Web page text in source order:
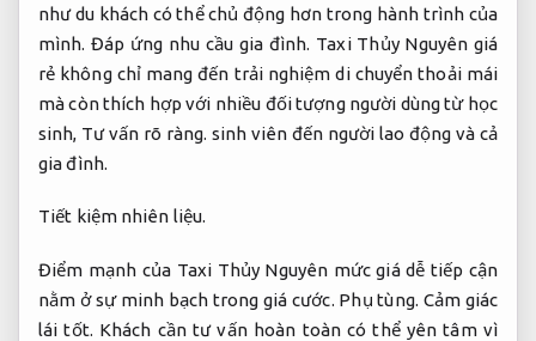
như du khách có thể chủ động hơn trong hành trình của
mình.Đáp ứng nhu cầu gia đình. Taxi Thủy Nguyên giá
rẻ không chỉ mang đến trải nghiệm di chuyển thoải mái
mà còn thích hợp với nhiều đối tượng người dùng từ học
sinh, Tư vấn rõ ràng. sinh viên đến người lao động và cả
gia đình.
Tiết kiệm nhiên liệu.
Điểm mạnh của Taxi Thủy Nguyên mức giá dễ tiếp cận
nằm ở sự minh bạch trong giá cước. Phụ tùng. Cảm giác
lái tốt. Khách cần tư vấn hoàn toàn có thể yên tâm vì